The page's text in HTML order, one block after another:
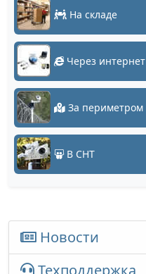
На складе
Через интернет
За периметром
В СНТ
Новости
Техподдержка